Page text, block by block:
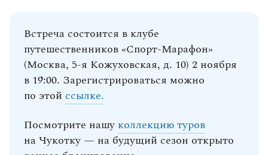
Встреча состоится в клубе
путешественников «‎Спорт‑Марафон»
(Москва, 5-я Кожуховская, д. 10) 2 ноября
в 19:00. Зарегистрироваться можно
по этой ссылке.
Посмотрите нашу коллекцию туров
на Чукотку — на будущий сезон открыто